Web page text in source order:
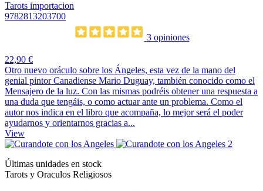
Tarots importacion
9782813203700
3 opiniones
22,90 €
Otro nuevo oráculo sobre los Ángeles, esta vez de la mano del
genial pintor Canadiense Mario Duguay, también conocido como el
Mensajero de la luz. Con las mismas podréis obtener una respuesta a
una duda que tengáis, o como actuar ante un problema. Como el
autor nos indica en el libro que acompaña, lo mejor será el poder
ayudarnos y orientarnos gracias a...
View
Últimas unidades en stock
Tarots y Oraculos Religiosos